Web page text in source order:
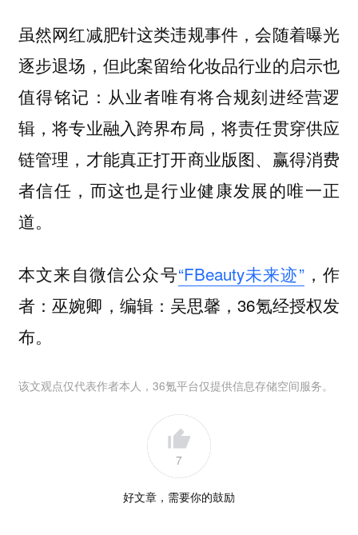
虽然网红减肥针这类违规事件，会随着曝光
逐步退场，但此案留给化妆品行业的启示也
值得铭记：从业者唯有将合规刻进经营逻
辑，将专业融入跨界布局，将责任贯穿供应
链管理，才能真正打开商业版图、赢得消费
者信任，而这也是行业健康发展的唯一正
道。
本文来自微信公众号“FBeauty未来迹”，作
者：巫婉卿，编辑：吴思馨，36氪经授权发
布。
该文观点仅代表作者本人，36氪平台仅提供信息存储空间服务。
7
好文章，需要你的鼓励